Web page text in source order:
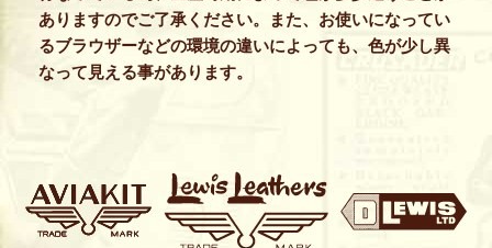
ありますのでご了承ください。また、お使いになってい
るブラウザーなどの環境の違いによっても、色が少し異
なって見える事があります。